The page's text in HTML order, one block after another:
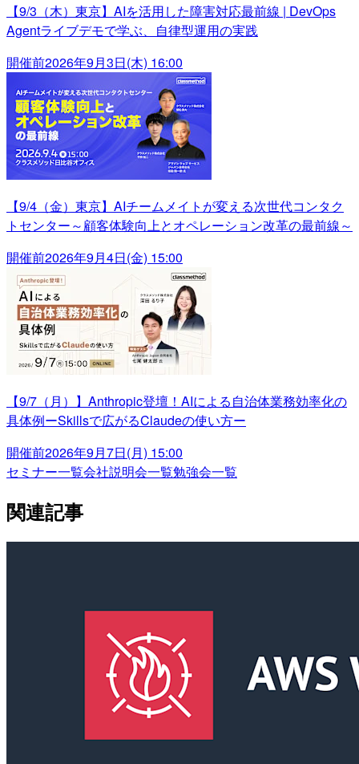
【9/3（木）東京】AIを活用した障害対応最前線 | DevOps
Agentライブデモで学ぶ、自律型運用の実践
開催前2026年9月3日(木) 16:00
【9/4（金）東京】AIチームメイトが変える次世代コンタク
トセンター～顧客体験向上とオペレーション改革の最前線～
開催前2026年9月4日(金) 15:00
【9/7（月）】Anthropic登壇！AIによる自治体業務効率化の
具体例ーSkillsで広がるClaudeの使い方ー
開催前2026年9月7日(月) 15:00
セミナー一覧会社説明会一覧勉強会一覧
関連記事